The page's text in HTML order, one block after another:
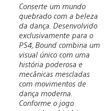
Conserte um mundo
quebrado com a beleza
da dança. Desenvolvido
exclusivamente para o
PS4, Bound combina um
visual único com uma
história poderosa e
mecânicas mescladas
com movimentos de
dança moderna.
Conforme o jogo